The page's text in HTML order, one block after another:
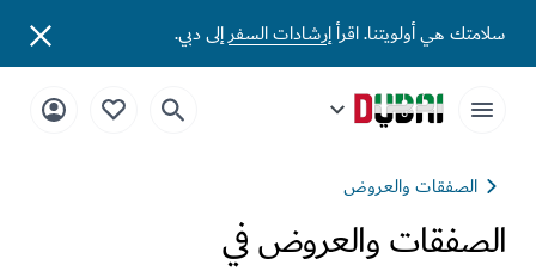
سلامتك هي أولويتنا. اقرأإرشادات السفرإلى دبي.
الصفقات والعروض
الصفقات والعروض في